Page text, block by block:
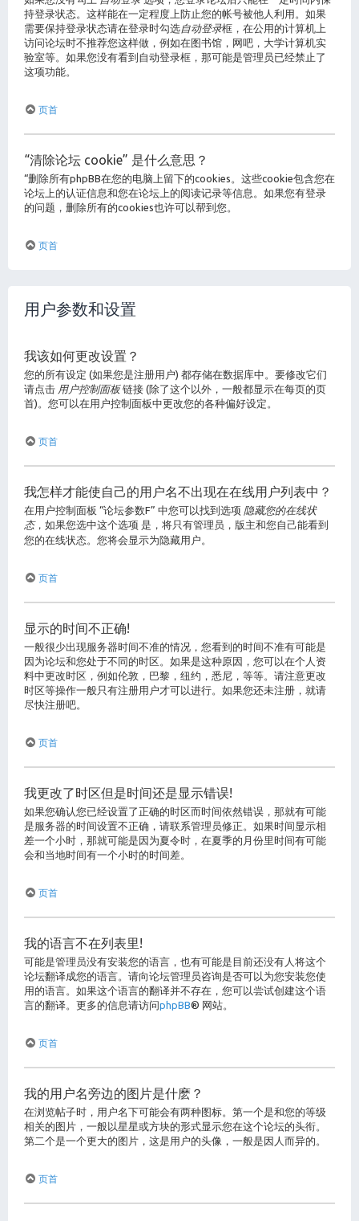
持登录状态。这样能在一定程度上防止您的帐号被他人利用。如果
需要保持登录状态请在登录时勾选自动登录框，在公用的计算机上
访问论坛时不推荐您这样做，例如在图书馆，网吧，大学计算机实
验室等。如果您没有看到自动登录框，那可能是管理员已经禁止了
这项功能。
页首
“清除论坛 cookie” 是什么意思？
“删除所有phpBB在您的电脑上留下的cookies。这些cookie包含您在
论坛上的认证信息和您在论坛上的阅读记录等信息。如果您有登录
的问题，删除所有的cookies也许可以帮到您。
页首
用户参数和设置
我该如何更改设置？
您的所有设定 (如果您是注册用户) 都存储在数据库中。要修改它们
请点击 用户控制面板链接 (除了这个以外，一般都显示在每页的页
首)。您可以在用户控制面板中更改您的各种偏好设定。
页首
我怎样才能使自己的用户名不出现在在线用户列表中？
在用户控制面板 “论坛参数F” 中您可以找到选项 隐藏您的在线状
态，如果您选中这个选项 是 ，将只有管理员，版主和您自己能看到
您的在线状态。您将会显示为隐藏用户。
页首
显示的时间不正确!
一般很少出现服务器时间不准的情况，您看到的时间不准有可能是
因为论坛和您处于不同的时区。如果是这种原因，您可以在个人资
料中更改时区，例如伦敦，巴黎，纽约，悉尼，等等。请注意更改
时区等操作一般只有注册用户才可以进行。如果您还未注册，就请
尽快注册吧。
页首
我更改了时区但是时间还是显示错误!
如果您确认您已经设置了正确的时区而时间依然错误，那就有可能
是服务器的时间设置不正确，请联系管理员修正。如果时间显示相
差一个小时，那就可能是因为夏令时，在夏季的月份里时间有可能
会和当地时间有一个小时的时间差。
页首
我的语言不在列表里!
可能是管理员没有安装您的语言，也有可能是目前还没有人将这个
论坛翻译成您的语言。请向论坛管理员咨询是否可以为您安装您使
用的语言。如果这个语言的翻译并不存在，您可以尝试创建这个语
言的翻译。更多的信息请访问phpBB® 网站。
页首
我的用户名旁边的图片是什麽？
在浏览帖子时，用户名下可能会有两种图标。第一个是和您的等级
相关的图片，一般以星星或方块的形式显示您在这个论坛的头衔。
第二个是一个更大的图片，这是用户的头像，一般是因人而异的。
页首